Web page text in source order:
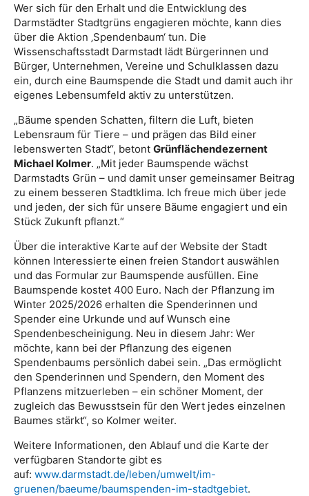
Wer sich für den Erhalt und die Entwicklung des
Darmstädter Stadtgrüns engagieren möchte, kann dies
über die Aktion ‚Spendenbaum‘ tun. Die
Wissenschaftsstadt Darmstadt lädt Bürgerinnen und
Bürger, Unternehmen, Vereine und Schulklassen dazu
ein, durch eine Baumspende die Stadt und damit auch ihr
eigenes Lebensumfeld aktiv zu unterstützen.
„Bäume spenden Schatten, filtern die Luft, bieten
Lebensraum für Tiere – und prägen das Bild einer
lebenswerten Stadt“, betont Grünflächendezernent
Michael Kolmer. „Mit jeder Baumspende wächst
Darmstadts Grün – und damit unser gemeinsamer Beitrag
zu einem besseren Stadtklima. Ich freue mich über jede
und jeden, der sich für unsere Bäume engagiert und ein
Stück Zukunft pflanzt.“
Über die interaktive Karte auf der Website der Stadt
können Interessierte einen freien Standort auswählen
und das Formular zur Baumspende ausfüllen. Eine
Baumspende kostet 400 Euro. Nach der Pflanzung im
Winter 2025/2026 erhalten die Spenderinnen und
Spender eine Urkunde und auf Wunsch eine
Spendenbescheinigung. Neu in diesem Jahr: Wer
möchte, kann bei der Pflanzung des eigenen
Spendenbaums persönlich dabei sein. „Das ermöglicht
den Spenderinnen und Spendern, den Moment des
Pflanzens mitzuerleben – ein schöner Moment, der
zugleich das Bewusstsein für den Wert jedes einzelnen
Baumes stärkt“, so Kolmer weiter.
Weitere Informationen, den Ablauf und die Karte der
verfügbaren Standorte gibt es
auf: www.darmstadt.de/leben/umwelt/im-
gruenen/baeume/baumspenden-im-stadtgebiet.